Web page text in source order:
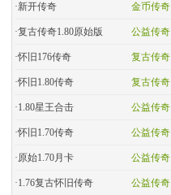
金币传奇
·新开传奇
公益传奇
·复古传奇1.80原始版
复古传奇
·怀旧176传奇
复古传奇
·怀旧1.80传奇
公益传奇
·1.80星王合击
公益传奇
·怀旧1.70传奇
公益传奇
·原始1.70月卡
公益传奇
·1.76复古怀旧传奇